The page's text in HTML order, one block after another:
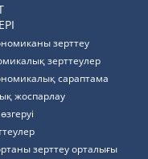
зерттеу
зерттеулер
сараптама
жоспарлау
зерттеу орталығы